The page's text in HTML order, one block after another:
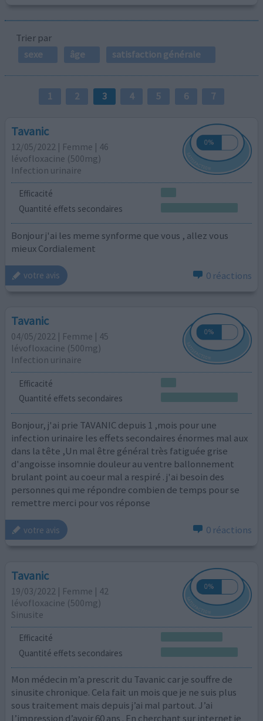
Trier par
sexe
âge satisfaction générale
1 2 3 4 5 6 7
Tavanic
12/05/2022 | Femme | 46
lévofloxacine (500mg)
Infection urinaire
Efficacité
Quantité effets secondaires
Bonjour j'ai les meme synforme que vous , allez vous
mieux Cordialement
votre avis 0 réactions
Tavanic
04/05/2022 | Femme | 45
lévofloxacine (500mg)
Infection urinaire
Efficacité
Quantité effets secondaires
Bonjour, j'ai prie TAVANIC depuis 1 ,mois pour une
infection urinaire les effets secondaires énormes mal aux
dans la tête ,Un mal être général très fatiguée grise
d'angoisse insomnie douleur au ventre ballonnement
brulant point au coeur mal a respiré . j'ai besoin des
personnes qui me répondre combien de temps pour se
remettre merci pour vos réponse
votre avis 0 réactions
Tavanic
19/03/2022 | Femme | 42
lévofloxacine (500mg)
Sinusite
Efficacité
Quantité effets secondaires
Mon médecin m’a prescrit du Tavanic car je souffre de
sinusite chronique. Cela fait un mois que je ne suis plus
sous traitement mais depuis j’ai mal partout. J’ai
l’impression d’avoir 60 ans . En cherchant sur internet je